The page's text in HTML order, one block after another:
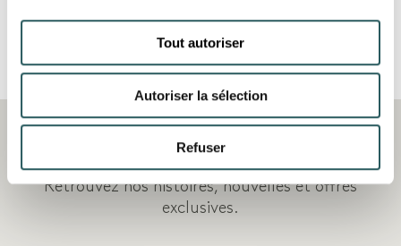
Tout autoriser
Autoriser la sélection
Refuser
AUTRES CHAMBRES
VESTIGE JOURNAL
Retrouvez nos histoires, nouvelles et offres
exclusives.